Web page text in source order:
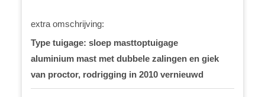
extra omschrijving:
Type tuigage: sloep masttoptuigage
aluminium mast met dubbele zalingen en giek
van proctor, rodrigging in 2010 vernieuwd